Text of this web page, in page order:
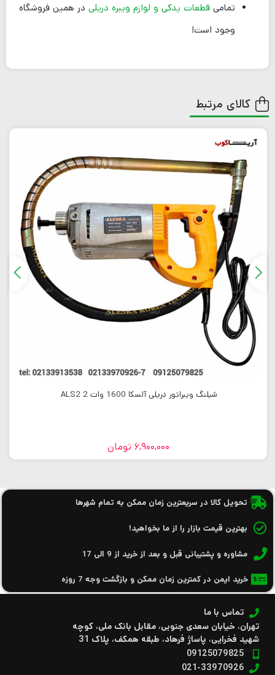
تمامی قطعات یدکی و لوازم ویبره دریلی در همین فروشگاه
وجود است!
کالای مرتبط
شیلنگ ویبراتور دریلی آلسکا 1600 وات 2 ALS2
6,900,000 تومان
تحویل کالا در سریعترین زمان ممکن به تمام شهرها
بهترین قیمت بازار را از ما بخواهید!
مشاوره و پشتیبانی قبل و بعد از خرید از 9 الی 17
خرید ایمن در کمترین زمان ممکن و بازگشت وجه 7 روزه
تماس با ما
تهران، خیابان سعدی جنوبی، مقابل بانک ملی، کوچه
شهید فخرایی، پاساژ فرهاد، طبقه همکف، پلاک 31
09125079825
021-33970926